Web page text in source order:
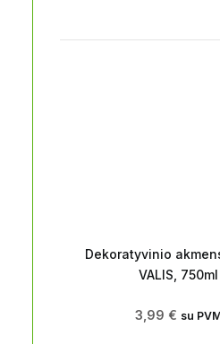
Dekoratyvinio
VALIS, 750ml
3,99 € su